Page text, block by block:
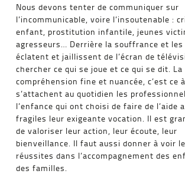
Nous devons tenter de communiquer sur
l’incommunicable, voire l’insoutenable :
enfant, prostitution infantile, jeunes
agresseurs… Derrière la souffrance et les
éclatent et jaillissent de l’écran de
chercher ce qui se joue et ce qui se dit. La
compréhension fine et nuancée, c’est ce
s’attachent au quotidien les
l’enfance qui ont choisi de faire de l’aide
fragiles leur exigeante vocation. Il est
de valoriser leur action, leur écoute, leur
bienveillance. Il faut aussi donner à voir
réussites dans l’accompagnement des
des familles.